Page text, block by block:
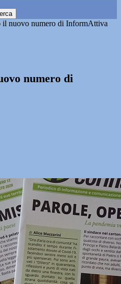
il nuovo numero di InformAttiva
numero di